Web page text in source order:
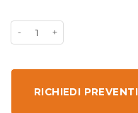
RICHIEDI